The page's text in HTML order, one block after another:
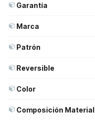
Garantía
Marca
Patrón
Reversible
Color
Composición Material